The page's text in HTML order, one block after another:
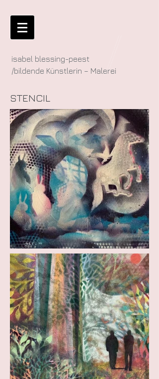
isabel blessing-peest
/bildende Künstlerin – Malerei
STENCIL